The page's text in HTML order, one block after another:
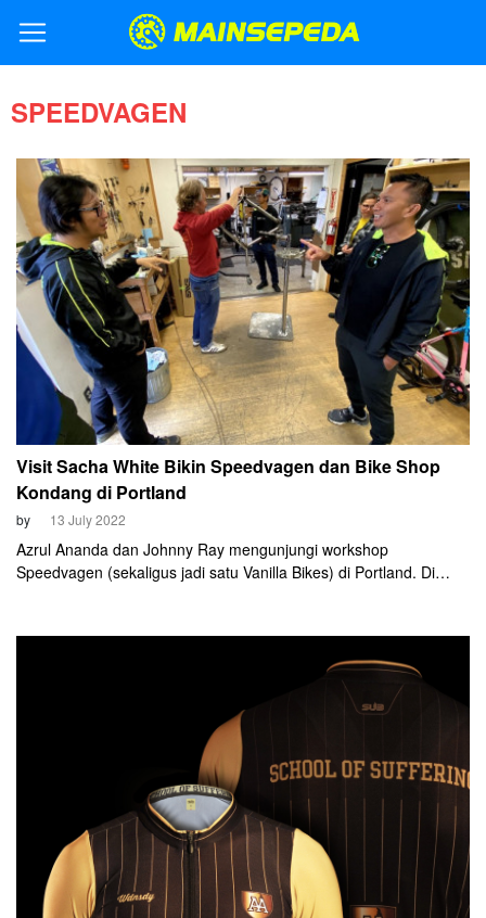
SPEEDVAGEN
Visit Sacha White Bikin Speedvagen dan Bike Shop
Kondang di Portland
by 13 July 2022
Azrul Ananda dan Johnny Ray mengunjungi workshop
Speedvagen (sekaligus jadi satu Vanilla Bikes) di Portland. Di